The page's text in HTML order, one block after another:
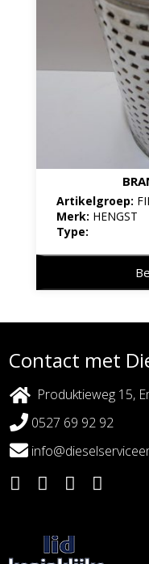
Artikelgroep:
Merk: HENGST
Type:
Contact met
Produktieweg 15,
0527 69 92 92